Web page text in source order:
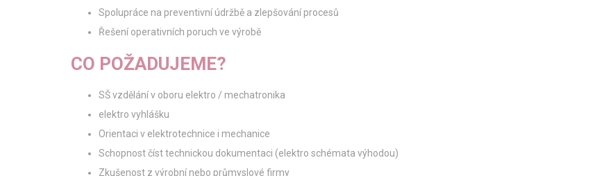
Spolupráce na preventivní údržbě a zlepšování procesů
Řešení operativních poruch ve výrobě
CO POŽADUJEME?
SŠ vzdělání v oboru elektro / mechatronika
elektro vyhlášku
Orientaci v elektrotechnice i mechanice
Schopnost číst technickou dokumentaci (elektro schémata výhodou)
Zkušenost z výrobní nebo průmyslové firmy